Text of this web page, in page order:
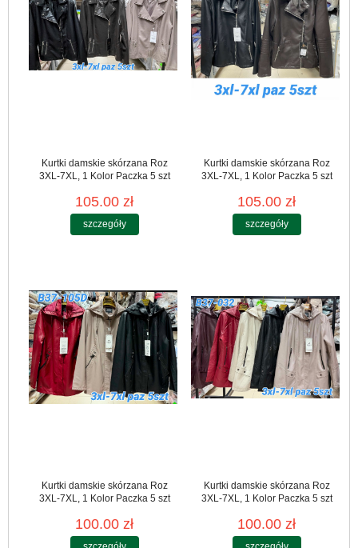
Kurtki damskie skórzana Roz
3XL-7XL, 1 Kolor Paczka 5 szt
105.00 zł
szczegóły
Kurtki damskie skórzana Roz
3XL-7XL, 1 Kolor Paczka 5 szt
105.00 zł
szczegóły
Kurtki damskie skórzana Roz
3XL-7XL, 1 Kolor Paczka 5 szt
100.00 zł
Kurtki damskie skórzana Roz
3XL-7XL, 1 Kolor Paczka 5 szt
100.00 zł